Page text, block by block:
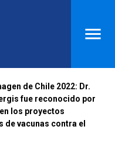
launch
de Chile 2022: Dr.
fue reconocido por
los proyectos
de vacunas contra el